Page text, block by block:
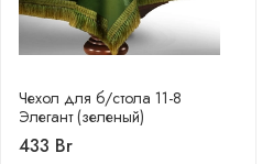
Чехол для б/стола 11-8
Элегант (зеленый)
433 Br